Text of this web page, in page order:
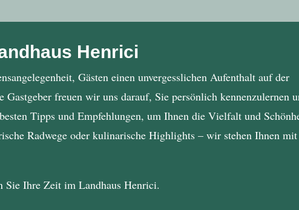
Henrici
Gästen einen unvergesslichen Aufenthalt auf der
freuen wir uns darauf, Sie persönlich kennenzulernen
Tipps und Empfehlungen, um Ihnen die Vielfalt und
Radwege oder kulinarische Highlights – wir stehen Ihnen
Sie Ihre Zeit imLandhaus Henrici.